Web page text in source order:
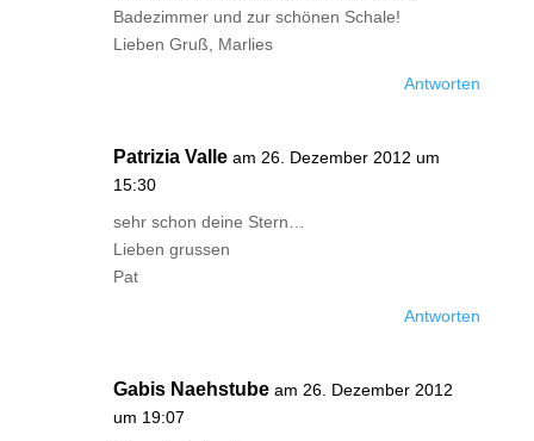
Badezimmer und zur schönen Schale!
Lieben Gruß, Marlies
Antworten
Patrizia Valle am 26. Dezember 2012 um
15:30
sehr schon deine Stern…
Lieben grussen
Pat
Antworten
Gabis Naehstube am 26. Dezember 2012
um 19:07